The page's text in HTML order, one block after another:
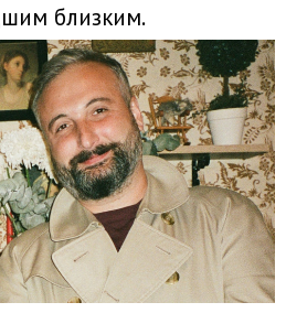
близким.